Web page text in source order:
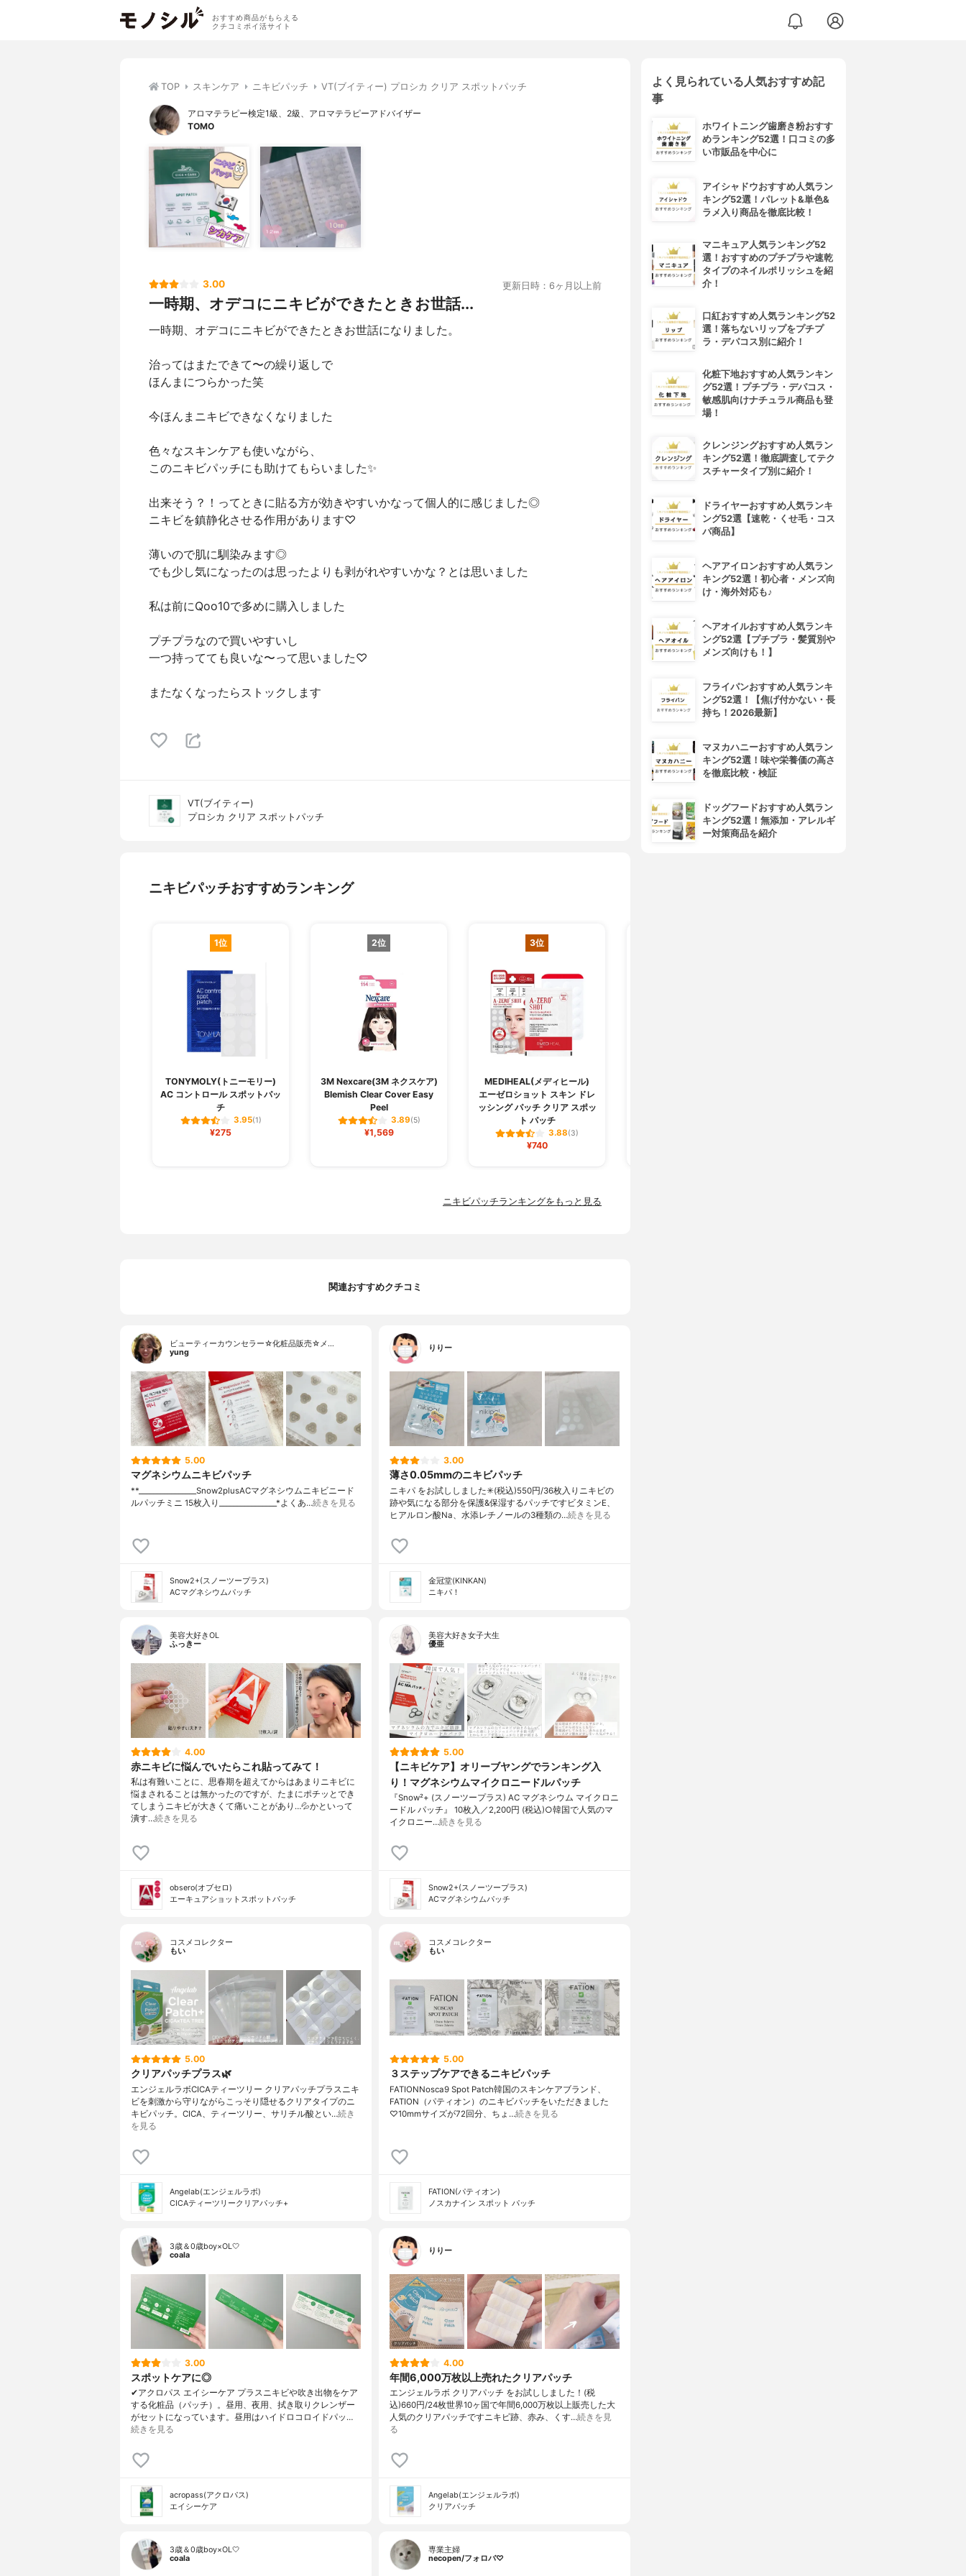
おすすめ商品がもらえる
クチコミポイ活サイト
TOP スキンケア ニキビパッチ VT(ブイティー) プロシカ クリア スポットパッチ
アロマテラピー検定1級、2級、アロマテラピーアドバイザー
TOMO
3.00 更新日時：6ヶ月以上前
一時期、オデコにニキビができたときお世話...
一時期、オデコにニキビができたときお世話になりました。
治ってはまたできて〜の繰り返しで
ほんまにつらかった笑
今ほんまニキビできなくなりました
色々なスキンケアも使いながら、
このニキビパッチにも助けてもらいました✨
出来そう？！ってときに貼る方が効きやすいかなって個人的に感じました◎
ニキビを鎮静化させる作用があります♡
薄いので肌に馴染みます◎
でも少し気になったのは思ったよりも剥がれやすいかな？とは思いました
私は前にQoo10で多めに購入しました
プチプラなので買いやすいし
一つ持ってても良いな〜って思いました♡
またなくなったらストックします
VT(ブイティー)
プロシカ クリア スポットパッチ
ニキビパッチおすすめランキング
1位
TONYMOLY(トニーモリー)
AC コントロール スポットパッ
チ
3.95(1)
¥275
2位
3M Nexcare(3M ネクスケア)
Blemish Clear Cover Easy
Peel
3.89(5)
¥1,569
3位
MEDIHEAL(メディヒール)
エーゼロショット スキン ドレ
ッシング パッチ クリア スポッ
ト パッチ
3.88(3)
¥740
ニキビパッチランキングをもっと見る
関連おすすめクチコミ
ビューティーカウンセラー☆化粧品販売☆メ…
yung
5.00
マグネシウムニキビパッチ
**⁡________________⁡Snow2plus⁡ACマグネシウムニキビニード
ルパッチミニ 15枚入り⁡________________⁡⁡⁡*よくあ…続きを見る
Snow2+(スノーツープラス)
ACマグネシウムパッチ
りりー
3.00
薄さ0.05mmのニキビパッチ
ニキパ をお試ししました✳︎(税込)550円/36枚入りニキビの
跡や気になる部分を保護&保湿するパッチですビタミンE、
ヒアルロン酸Na、水添レチノールの3種類の…続きを見る
金冠堂(KINKAN)
ニキパ！
美容大好きOL
ふっきー
4.00
赤ニキビに悩んでいたらこれ貼ってみて！
私は有難いことに、思春期を超えてからはあまりニキビに
悩まされることは無かったのですが、たまにポチッとでき
てしまうニキビが大きくて痛いことがあり…💦かといって
潰す…続きを見る
obsero(オブセロ)
エーキュアショットスポットパッチ
美容大好き女子大生
優亜
5.00
【ニキビケア】オリーブヤングでランキング入
り！マグネシウムマイクロニードルパッチ
『Snow²+ (スノーツープラス) AC マグネシウム マイクロニ
ードル パッチ』 10枚入／2,200円 (税込)○韓国で人気のマ
イクロニー…続きを見る
Snow2+(スノーツープラス)
ACマグネシウムパッチ
コスメコレクター
もい
5.00
クリアパッチプラス🌿
エンジェルラボCICAティーツリー クリアパッチプラスニキ
ビを刺激から守りながらこっそり隠せるクリアタイプのニ
キビパッチ。CICA、ティーツリー、サリチル酸とい…続き
を見る
Angelab(エンジェルラボ)
CICAティーツリークリアパッチ+
コスメコレクター
もい
5.00
３ステップケアできるニキビパッチ
FATIONNosca9 Spot Patch韓国のスキンケアブランド、
FATION（パティオン）のニキビパッチをいただきました
♡10mmサイズが72回分、ちょ…続きを見る
FATION(パティオン)
ノスカナイン スポット パッチ
3歳＆0歳boy×OL🤍
coala
3.00
スポットケアに◎
✔︎アクロパス エイシーケア プラスニキビや吹き出物をケア
する化粧品（パッチ）。昼用、夜用、拭き取りクレンザー
がセットになっています。昼用はハイドロコロイドパッ…
続きを見る
acropass(アクロパス)
エイシーケア
りりー
4.00
年間6,000万枚以上売れたクリアパッチ
エンジェルラボ クリアパッチ をお試ししました！(税
込)660円/24枚世界10ヶ国で年間6,000万枚以上販売した大
人気のクリアパッチですニキビ跡、赤み、くす…続きを見
る
Angelab(エンジェルラボ)
クリアパッチ
3歳＆0歳boy×OL🤍
coala
専業主婦
necopen/フォロバ♡
よく見られている人気おすすめ記
事
ホワイトニング歯磨き粉おすす
めランキング52選！口コミの多
い市販品を中心に
アイシャドウおすすめ人気ラン
キング52選！パレット&単色&
ラメ入り商品を徹底比較！
マニキュア人気ランキング52
選！おすすめのプチプラや速乾
タイプのネイルポリッシュを紹
介！
口紅おすすめ人気ランキング52
選！落ちないリップをプチプ
ラ・デパコス別に紹介！
化粧下地おすすめ人気ランキン
グ52選！プチプラ・デパコス・
敏感肌向けナチュラル商品も登
場！
クレンジングおすすめ人気ラン
キング52選！徹底調査してテク
スチャータイプ別に紹介！
ドライヤーおすすめ人気ランキ
ング52選【速乾・くせ毛・コス
パ商品】
ヘアアイロンおすすめ人気ラン
キング52選！初心者・メンズ向
け・海外対応も♪
ヘアオイルおすすめ人気ランキ
ング52選【プチプラ・髪質別や
メンズ向けも！】
フライパンおすすめ人気ランキ
ング52選！【焦げ付かない・長
持ち！2026最新】
マヌカハニーおすすめ人気ラン
キング52選！味や栄養価の高さ
を徹底比較・検証
ドッグフードおすすめ人気ラン
キング52選！無添加・アレルギ
ー対策商品を紹介